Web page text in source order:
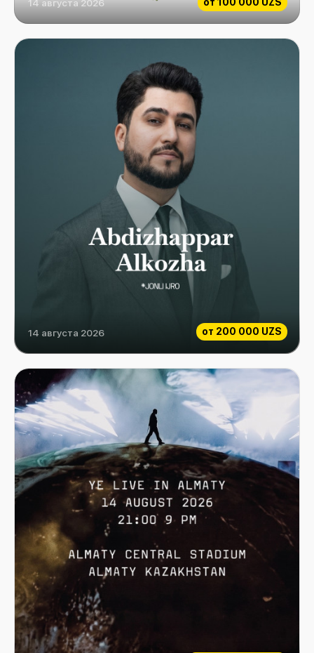
Изумрудная сказка
14 августа 2026
от 200 000 UZS
ABDIZHAPPAR ALKOZHA
14 августа 2026